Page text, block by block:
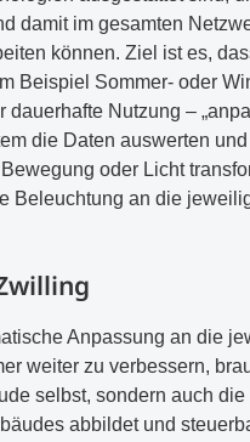
damit im gesamten
können. Ziel ist es,
Beispiel Sommer- oder
dauerhafte Nutzung –
die Daten auswerten
oder Licht
Beleuchtung an die
Anpassung an die
weiter zu verbessern,
selbst, sondern auch
abbildet und